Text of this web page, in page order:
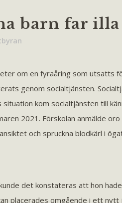
barn far illa
om en fyraåring som utsatts
genom socialtjänsten.
kom socialtjänsten till
2021. Förskolan anmälde
och spruckna blodkärl i
det konstateras att hon
placerades omgående i ett